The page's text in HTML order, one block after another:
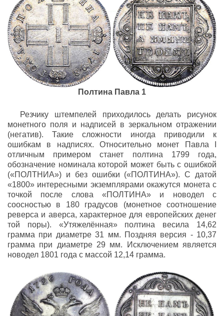
Полтина Павла 1
Резчику штемпелей приходилось делать рисунок
монетного поля и надписей в зеркальном отражении
(негатив). Такие сложности иногда приводили к
ошибкам в надписях. Относительно монет Павла I
отличным примером станет полтина 1799 года,
обозначение номинала которой может быть с ошибкой
(«ПОЛТНИА») и без ошибки («ПОЛТИНА»). С датой
«1800» интересными экземплярами окажутся монета с
точкой после слова «ПОЛТИНА» и новодел с
соосностью в 180 градусов (монетное соотношение
реверса и аверса, характерное для европейских денег
той поры). «Утяжелённая» полтина весила 14,62
грамма при диаметре 31 мм. Поздняя версия - 10,37
грамма при диаметре 29 мм. Исключением является
новодел 1801 года с массой 12,14 грамма.